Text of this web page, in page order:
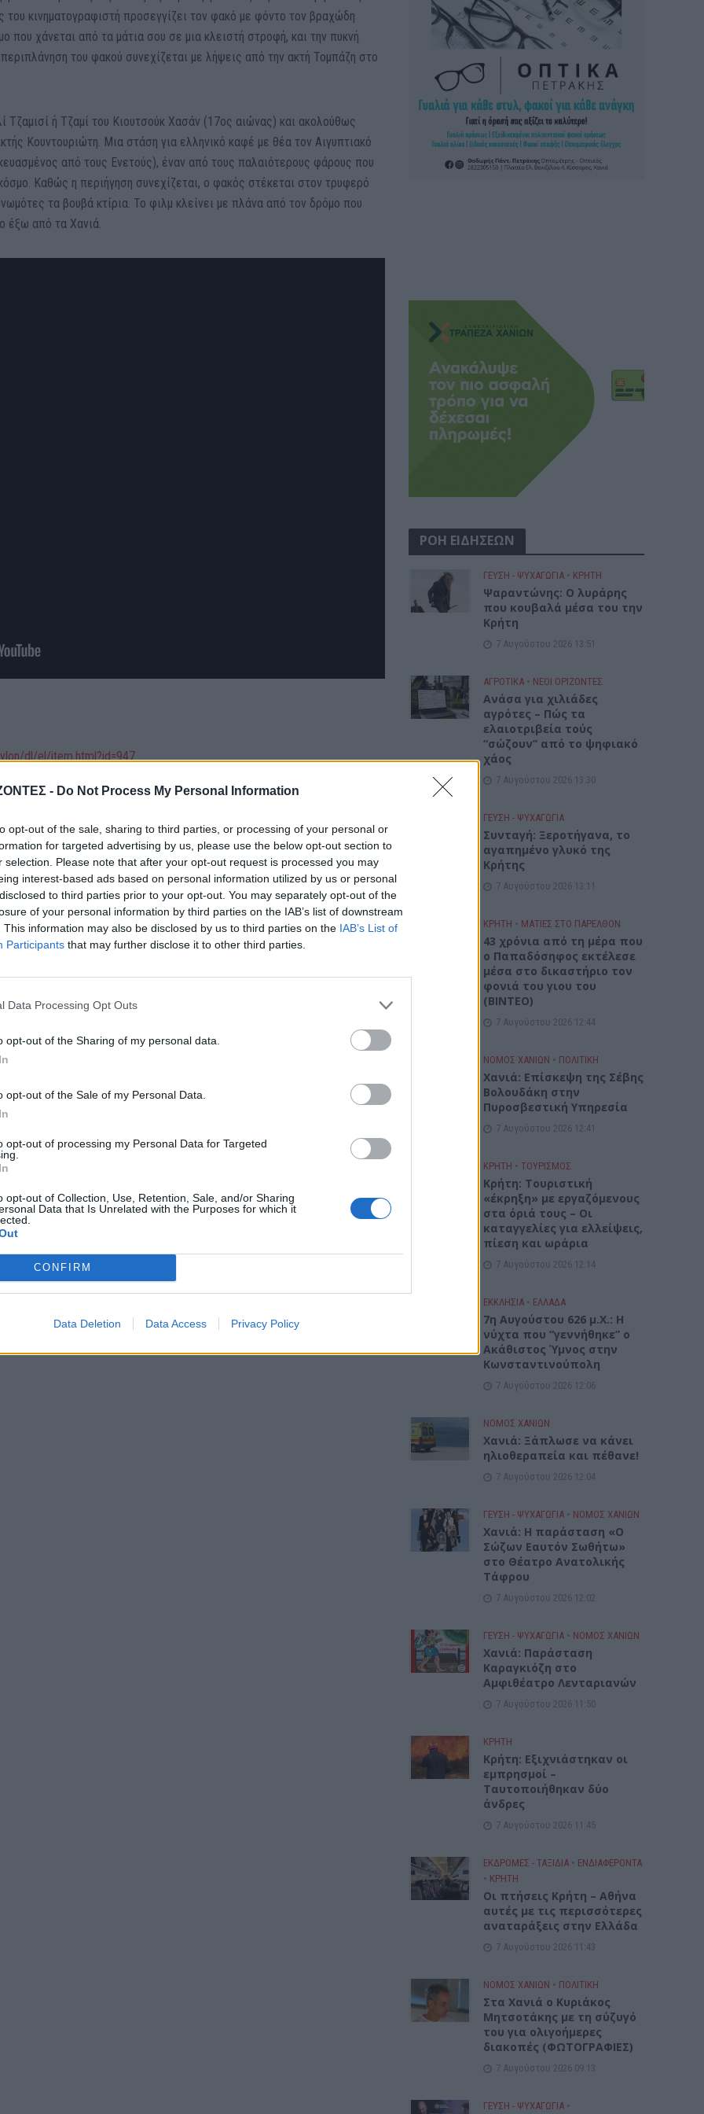
- Do Not Process My Personal Information
opt-out of the sale, sharing to third parties, or processing of your personal or
for targeted advertising by us, please use the below opt-out section to
selection. Please note that after your opt-out request is processed you may
interest-based ads based on personal information utilized by us or personal
to third parties prior to your opt-out. You may separately opt-out of the
of your personal information by third parties on the IAB’s list of downstream
This information may also be disclosed by us to third parties on the IAB’s List of
Participants that may further disclose it to other third parties.
Data Processing Opt Outs
opt-out of the Sharing of my personal data.
opt-out of the Sale of my Personal Data.
opt-out of processing my Personal Data for Targeted
opt-out of Collection, Use, Retention, Sale, and/or Sharing
Data that Is Unrelated with the Purposes for which it
CONFIRM
Data Deletion Data Access Privacy Policy
του κινηματογραφιστή προσεγγίζει τον φακό με φόντο τον βραχώδη
που χάνεται από τα μάτια σου σε μια κλειστή στροφή, και την πυκνή
του φακού συνεχίζεται με λήψεις από την ακτή Τομπάζη στο
Τζαμισί ή Τζαμί του Κιουτσούκ Χασάν (17ος αιώνας) και ακολούθως
Κουντουριώτη. Μια στάση για ελληνικό καφέ με θέα τον Αιγυπτιακό
από τους Ενετούς), έναν από τους παλαιότερους φάρους που
Καθώς η περιήγηση συνεχίζεται, ο φακός στέκεται στον τρυφερό
τα βουβά κτίρια. Το φιλμ κλείνει με πλάνα από τον δρόμο που
έξω από τα Χανιά.
dl/el/item.html?id=947
για περισσότερα παλιά φιλμ από την Ελλάδα και όλο τον κόσμο!
χιλιάδες αγρότες
ελαιοτριβεία τούς
χάος
Συνταγή: Ξεροτήγανα, το
ΡΟΗ ΕΙΔΗΣΕΩΝ
ΓΕΎΣΗ - ΨΥΧΑΓΩΓΊΑ • ΚΡΗΤΗ
Ψαραντώνης: Ο λυράρης
που κουβαλά μέσα του την
Κρήτη
7 Αυγούστου 2026 13:51
ΑΓΡΟΤΙΚΑ • ΝΕΟΙ ΟΡΙΖΟΝΤΕΣ
Ανάσα για χιλιάδες
αγρότες – Πώς τα
ελαιοτριβεία τούς
“σώζουν” από το ψηφιακό
χάος
7 Αυγούστου 2026 13:30
ΓΕΎΣΗ - ΨΥΧΑΓΩΓΊΑ
Συνταγή: Ξεροτήγανα, το
αγαπημένο γλυκό της
Κρήτης
7 Αυγούστου 2026 13:11
ΚΡΗΤΗ • ΜΑΤΙΕΣ ΣΤΟ ΠΑΡΕΛΘΟΝ
43 χρόνια από τη μέρα που
ο Παπαδόσηφος εκτέλεσε
μέσα στο δικαστήριο τον
φονιά του γιου του
(ΒΙΝΤΕΟ)
7 Αυγούστου 2026 12:44
ΝΟΜΌΣ ΧΑΝΊΩΝ • ΠΟΛΙΤΙΚΗ
Xανιά: Επίσκεψη της Σέβης
Βολουδάκη στην
Πυροσβεστική Υπηρεσία
7 Αυγούστου 2026 12:41
ΚΡΗΤΗ • ΤΟΥΡΙΣΜΟΣ
Κρήτη: Τουριστική
«έκρηξη» με εργαζόμενους
στα όριά τους – Οι
καταγγελίες για ελλείψεις,
πίεση και ωράρια
7 Αυγούστου 2026 12:14
ΕΚΚΛΗΣΙΑ • ΕΛΛΑΔΑ
7η Αυγούστου 626 μ.Χ.: Η
νύχτα που “γεννήθηκε” ο
Ακάθιστος Ύμνος στην
Κωνσταντινούπολη
7 Αυγούστου 2026 12:06
ΝΟΜΌΣ ΧΑΝΊΩΝ
Χανιά: Ξάπλωσε να κάνει
ηλιοθεραπεία και πέθανε!
7 Αυγούστου 2026 12:04
ΓΕΎΣΗ - ΨΥΧΑΓΩΓΊΑ • ΝΟΜΌΣ ΧΑΝΊΩΝ
Χανιά: Η παράσταση «Ο
Σώζων Εαυτόν Σωθήτω»
στο Θέατρο Ανατολικής
Τάφρου
7 Αυγούστου 2026 12:02
ΓΕΎΣΗ - ΨΥΧΑΓΩΓΊΑ • ΝΟΜΌΣ ΧΑΝΊΩΝ
Xανιά: Παράσταση
Καραγκιόζη στο
Αμφιθέατρο Λενταριανών
7 Αυγούστου 2026 11:50
ΚΡΗΤΗ
Κρήτη: Εξιχνιάστηκαν οι
εμπρησμοί –
Ταυτοποιήθηκαν δύο
άνδρες
7 Αυγούστου 2026 11:45
ΕΚΔΡΟΜΈΣ - ΤΑΞΊΔΙΑ • ΕΝΔΙΑΦΕΡΟΝΤΑ
• ΚΡΗΤΗ
Οι πτήσεις Κρήτη – Αθήνα
αυτές με τις περισσότερες
αναταράξεις στην Ελλάδα
7 Αυγούστου 2026 11:43
ΝΟΜΌΣ ΧΑΝΊΩΝ • ΠΟΛΙΤΙΚΗ
Στα Χανιά ο Κυριάκος
Μητσοτάκης με τη σύζυγό
του για ολιγοήμερες
διακοπές (ΦΩΤΟΓΡΑΦΙΕΣ)
7 Αυγούστου 2026 09:13
ΓΕΎΣΗ - ΨΥΧΑΓΩΓΊΑ •